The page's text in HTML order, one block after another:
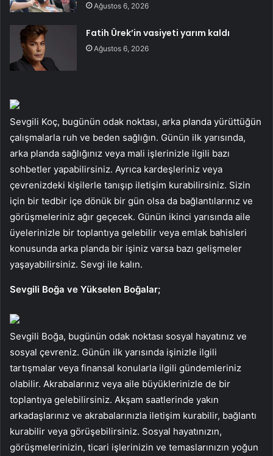
Ağustos 6, 2026
Fatih Ürek’in vasiyeti yarım kaldı
Ağustos 6, 2026
Sevgili Koç, bugünün odak noktası, arka planda yürüttüğün
çalışmalarla ruh ve beden sağlığın. Günün ilk yarısında,
arka planda sağlığınız veya mali işlerinizle ilgili bazı
sohbetler yapabilirsiniz. Ayrıca kardeşleriniz veya
çevrenizdeki kişilerle tanışıp iletişim kurabilirsiniz. Sizin
için bir tedbir içe dönük bir gün olsa da bağlantılarınız ve
görüşmeleriniz ağır geçecek. Günün ikinci yarısında aile
üyelerinizle bir toplantıya gelebilir veya emlak bahisleri
konusunda arka planda bir işiniz varsa bazı gelişmeler
yaşayabilirsiniz. Sevgi ile kalın.
Sevgili Boğa ve Yükselen Boğalar;
Sevgili Boğa, bugünün odak noktası sosyal hayatınız ve
sosyal çevreniz. Günün ilk yarısında işinizle ilgili
tartışmalar veya finansal konularla ilgili gündemleriniz
olabilir. Akrabalarınız veya aile büyüklerinizle de bir
toplantıya gelebilirsiniz. Akşam saatlerinde yakın
arkadaşlarınız ve akrabalarınızla iletişim kurabilir, bağlantı
kurabilir veya görüşebilirsiniz. Sosyal hayatınızın,
görüşmelerinizin, ticari işlerinizin ve temaslarınızın yoğun